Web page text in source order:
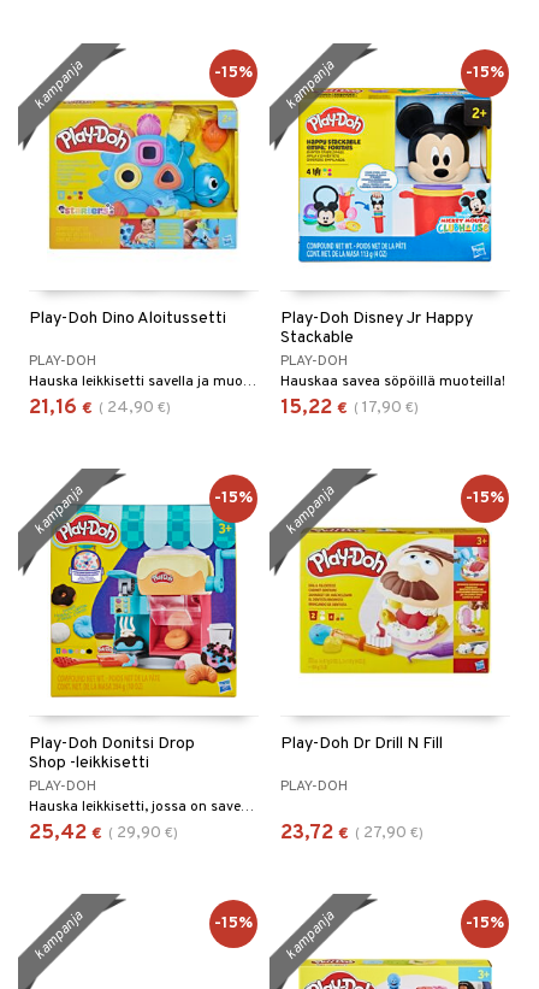
Play-Doh Dino Aloitussetti
PLAY-DOH
Hauska leikkisetti savella ja muoteilla.
21,16 € ( 24,90 €)
kampanja -15%
Play-Doh Disney Jr Happy
Stackable
PLAY-DOH
Hauskaa savea söpöillä muoteilla!
15,22 € ( 17,90 €)
kampanja -15%
Play-Doh Donitsi Drop
Shop -leikkisetti
PLAY-DOH
Hauska leikkisetti, jossa on savea ja kone.
25,42 € ( 29,90 €)
kampanja -15%
Play-Doh Dr Drill N Fill
PLAY-DOH
23,72 € ( 27,90 €)
kampanja -15%
kampanja -15% kampanja -15%
Patrol
Pitkätossu
Possu
Mario
& Pesonen